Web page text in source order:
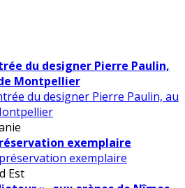
du designer Pierre Paulin,
Montpellier
exemplaire
Est